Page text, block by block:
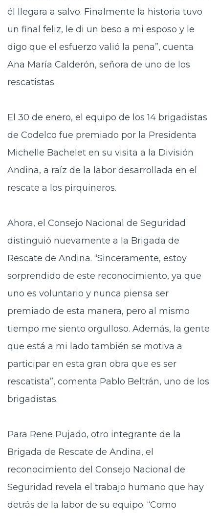
él llegara a salvo. Finalmente la historia tuvo
un final feliz, le di un beso a mi esposo y le
digo que el esfuerzo valió la pena”, cuenta
Ana María Calderón, señora de uno de los
rescatistas.
El 30 de enero, el equipo de los 14 brigadistas
de Codelco fue premiado por la Presidenta
Michelle Bachelet en su visita a la División
Andina, a raíz de la labor desarrollada en el
rescate a los pirquineros.
Ahora, el Consejo Nacional de Seguridad
distinguió nuevamente a la Brigada de
Rescate de Andina. “Sinceramente, estoy
sorprendido de este reconocimiento, ya que
uno es voluntario y nunca piensa ser
premiado de esta manera, pero al mismo
tiempo me siento orgulloso. Además, la gente
que está a mi lado también se motiva a
participar en esta gran obra que es ser
rescatista”, comenta Pablo Beltrán, uno de los
brigadistas.
Para Rene Pujado, otro integrante de la
Brigada de Rescate de Andina, el
reconocimiento del Consejo Nacional de
Seguridad revela el trabajo humano que hay
detrás de la labor de su equipo. “Como